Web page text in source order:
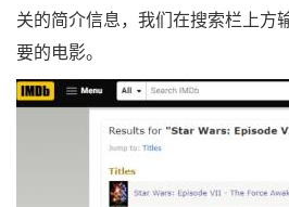
关的简介信息，我们在搜索栏上方
要的电影。